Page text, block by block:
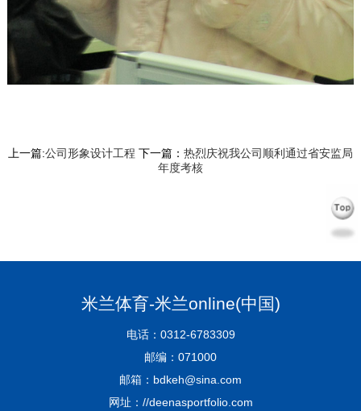
上一篇:公司形象设计工程 下一篇： 热烈庆祝我公司顺利通过省安监局
年度考核
米兰体育-米兰online(中国)
电话：0312-6783309
邮编：071000
邮箱：bdkeh@sina.com
网址：//deenasportfolio.com